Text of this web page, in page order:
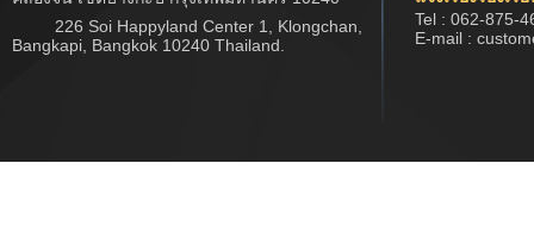
226 Soi Happyland Center 1, Klongchan,
Bangkapi, Bangkok 10240 Thailand.
Tel : 062-875-
E-mail :